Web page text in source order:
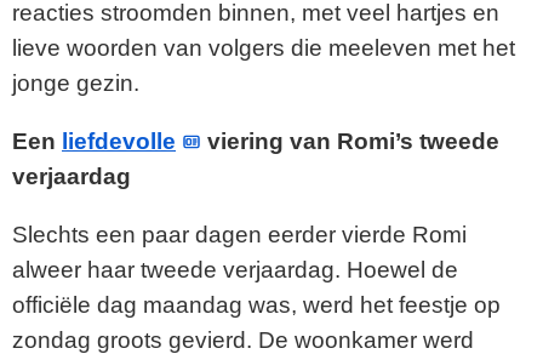
reacties stroomden binnen, met veel hartjes en
lieve woorden van volgers die meeleven met het
jonge gezin.
Een liefdevolle
viering van Romi’s tweede
verjaardag
Slechts een paar dagen eerder vierde Romi
alweer haar tweede verjaardag. Hoewel de
officiële dag maandag was, werd het feestje op
zondag groots gevierd. De woonkamer werd